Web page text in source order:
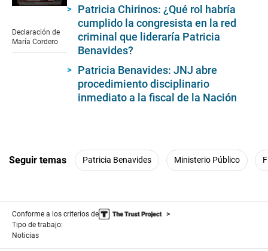
of
4
Declaración de
María Cordero
Patricia Chirinos: ¿Qué rol habría
cumplido la congresista en la red
criminal que lideraría Patricia
Benavides?
Patricia Benavides: JNJ abre
procedimiento disciplinario
inmediato a la fiscal de la Nación
Seguir temas Patricia Benavides Ministerio Público
Conforme a los criterios de
Tipo de trabajo:
Noticias